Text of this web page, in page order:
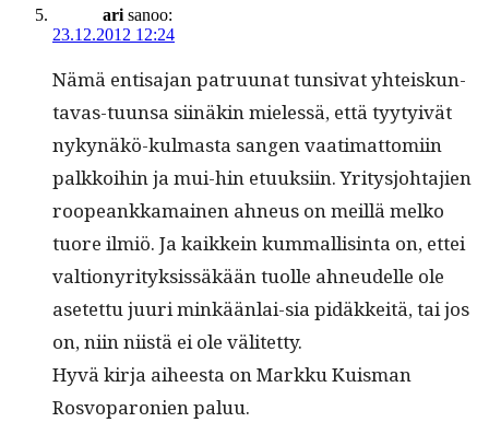
ari sanoo:
23.12.2012 12:24
Nämä enti­sa­jan patru­u­nat tun­si­vat yhteiskun­
tavas-tuun­sa siinäkin mielessä, että tyy­tyivät
nykynäkö-kul­mas­ta san­gen vaa­ti­mat­tomi­in
palkkoi­hin ja mui-hin etuuk­si­in. Yri­tysjo­hta­jien
roo­peankka­mainen ahneus on meil­lä melko
tuore ilmiö. Ja kaikkein kum­mallis­in­ta on, ettei
val­tionyri­tyk­sis­säkään tuolle ahneudelle ole
asetet­tu juuri minkään­lai-sia pidäkkeitä, tai jos
on, niin niistä ei ole välitetty.
Hyvä kir­ja aiheesta on Markku Kuis­man
Rosvopa­ronien paluu.